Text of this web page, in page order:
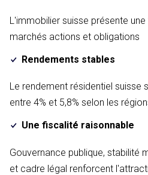
L'immobilier suisse présente
marchés actions et obligations
Rendements stables
Le rendement résidentiel suisse
entre 4% et 5,8% selon les
Une fiscalité raisonnable
Gouvernance publique, stabilité
et cadre légal renforcent